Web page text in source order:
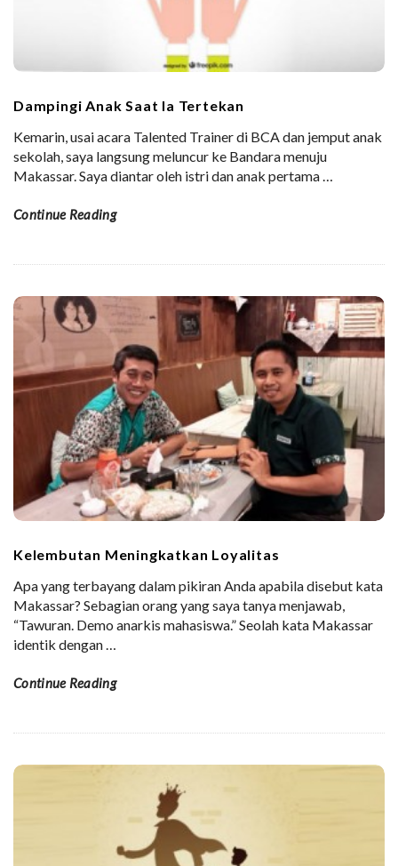
Dampingi Anak Saat Ia Tertekan
Kemarin, usai acara Talented Trainer di BCA dan jemput anak
sekolah, saya langsung meluncur ke Bandara menuju
Makassar. Saya diantar oleh istri dan anak pertama…
Continue Reading
Kelembutan Meningkatkan Loyalitas
Apa yang terbayang dalam pikiran Anda apabila disebut kata
Makassar? Sebagian orang yang saya tanya menjawab,
“Tawuran. Demo anarkis mahasiswa.” Seolah kata Makassar
identik dengan…
Continue Reading